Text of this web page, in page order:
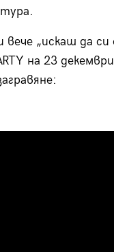
вече „искаш да си
на 23